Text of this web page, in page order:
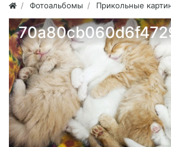
Фотоальбомы Прикольные